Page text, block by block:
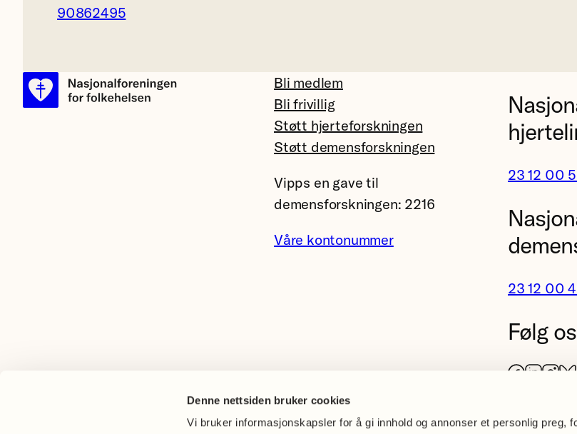
Denne nettsiden bruker cookies
Vi bruker informasjonskapsler for å gi innhold og annonser et personlig preg,
90862495
Bli medlem
Bli frivillig
Støtt hjerteforskningen
Støtt demensforskningen
Vipps en gave til
demensforskningen: 2216
Våre kontonummer
23 12 00
23 12 00
Følg
Facebook